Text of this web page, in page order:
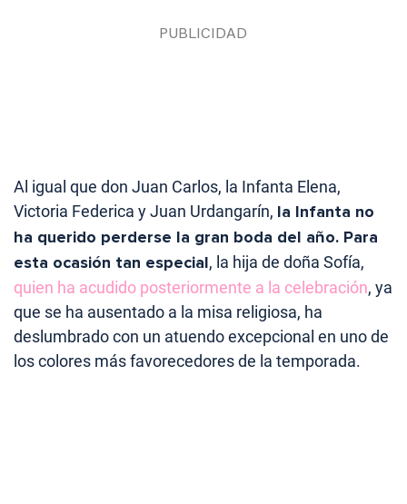
Al igual que don Juan Carlos, la Infanta Elena,
Victoria Federica y Juan Urdangarín, la Infanta no
ha querido perderse la gran boda del año. Para
esta ocasión tan especial, la hija de doña Sofía,
quien ha acudido posteriormente a la celebración, ya
que se ha ausentado a la misa religiosa, ha
deslumbrado con un atuendo excepcional en uno de
los colores más favorecedores de la temporada.